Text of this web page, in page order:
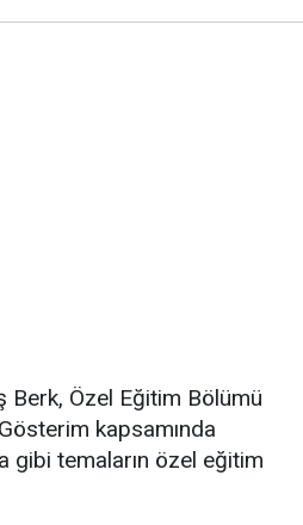
Berk, Özel Eğitim Bölümü
kapsamında
gibi temaların özel eğitim